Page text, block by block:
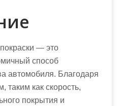
— это
способ
автомобиля. Благодаря
как скорость,
покрытия и